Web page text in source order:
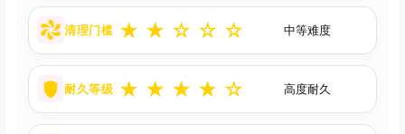
清理门槛 ★ ★ ☆ ☆ ☆ 中等难度
耐久等级 ★ ★ ★ ★ ☆ 高度耐久